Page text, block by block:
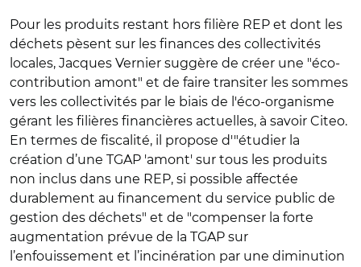
Pour les produits restant hors filière REP et dont les
déchets pèsent sur les finances des collectivités
locales, Jacques Vernier suggère de créer une "éco-
contribution amont" et de faire transiter les sommes
vers les collectivités par le biais de l'éco-organisme
gérant les filières financières actuelles, à savoir Citeo.
En termes de fiscalité, il propose d'"étudier la
création d’une TGAP 'amont' sur tous les produits
non inclus dans une REP, si possible affectée
durablement au financement du service public de
gestion des déchets" et de "compenser la forte
augmentation prévue de la TGAP sur
l’enfouissement et l’incinération par une diminution